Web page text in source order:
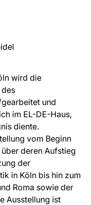
wird die
und
im EL-DE-Haus,
diente.
vom Beginn
über deren Aufstieg
der
in Köln bis hin zum
Roma sowie der
Ausstellung ist